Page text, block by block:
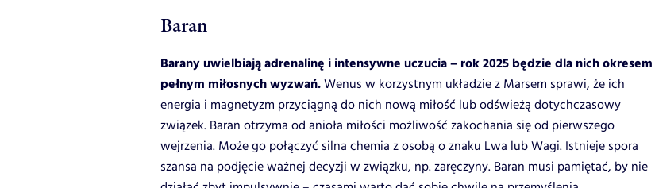
Baran
Barany uwielbiają adrenalinę i intensywne uczucia – rok 2025 będzie dla nich okresem
pełnym miłosnych wyzwań.Wenus w korzystnym układzie z Marsem sprawi, że ich
energia i magnetyzm przyciągną do nich nową miłość lub odświeżą dotychczasowy
związek. Baran otrzyma od anioła miłości możliwość zakochania się od pierwszego
wejrzenia. Może go połączyć silna chemia z osobą o znaku Lwa lub Wagi. Istnieje spora
szansa na podjęcie ważnej decyzji w związku, np. zaręczyny. Baran musi pamiętać, by nie